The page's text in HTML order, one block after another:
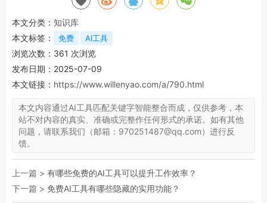
本文分类： 知识库
本文标签：
免费 AI工具
浏览次数： 361 次浏览
发布日期：2025-07-09
本文链接： https://www.willenyao.com/a/790.html
本文内容通过AI工具匹配关键字智能整合而成，仅供参考，本
站不对内容的真实、准确或完整作任何形式的承诺。如有其他
问题，请联系我们（邮箱：970251487@qq.com）进行反
馈。
上一篇 > 有哪些免费的AI工具可以提升工作效率？
下一篇 > 免费AI工具有哪些隐藏的实用功能？